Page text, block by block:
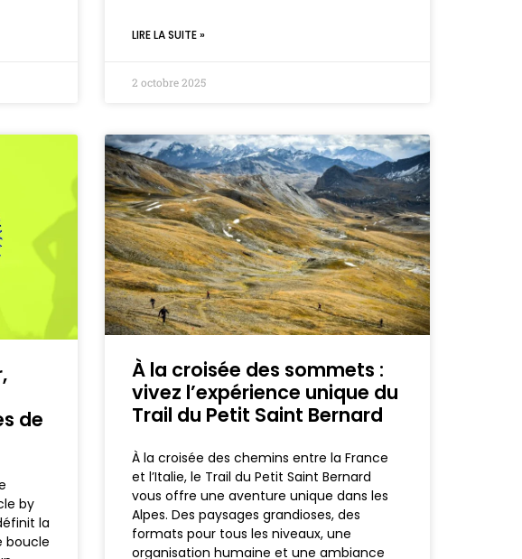
LIRE LA SUITE »
2 octobre 2025
de
by
la
boucle
À la croisée des sommets :
vivez l’expérience unique du
Trail du Petit Saint Bernard
À la croisée des chemins entre la France
et l’Italie, le Trail du Petit Saint Bernard
vous offre une aventure unique dans les
Alpes. Des paysages grandioses, des
formats pour tous les niveaux, une
organisation humaine et une ambiance